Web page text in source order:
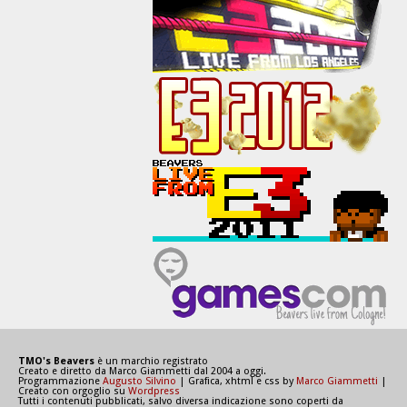
TMO's Beavers è un marchio registrato
Creato e diretto da Marco Giammetti dal 2004 a oggi.
Programmazione Augusto Silvino | Grafica, xhtml e css byMarco Giammetti
Creato con orgoglio su Wordpress
Tutti i contenuti pubblicati, salvo diversa indicazione sono coperti da